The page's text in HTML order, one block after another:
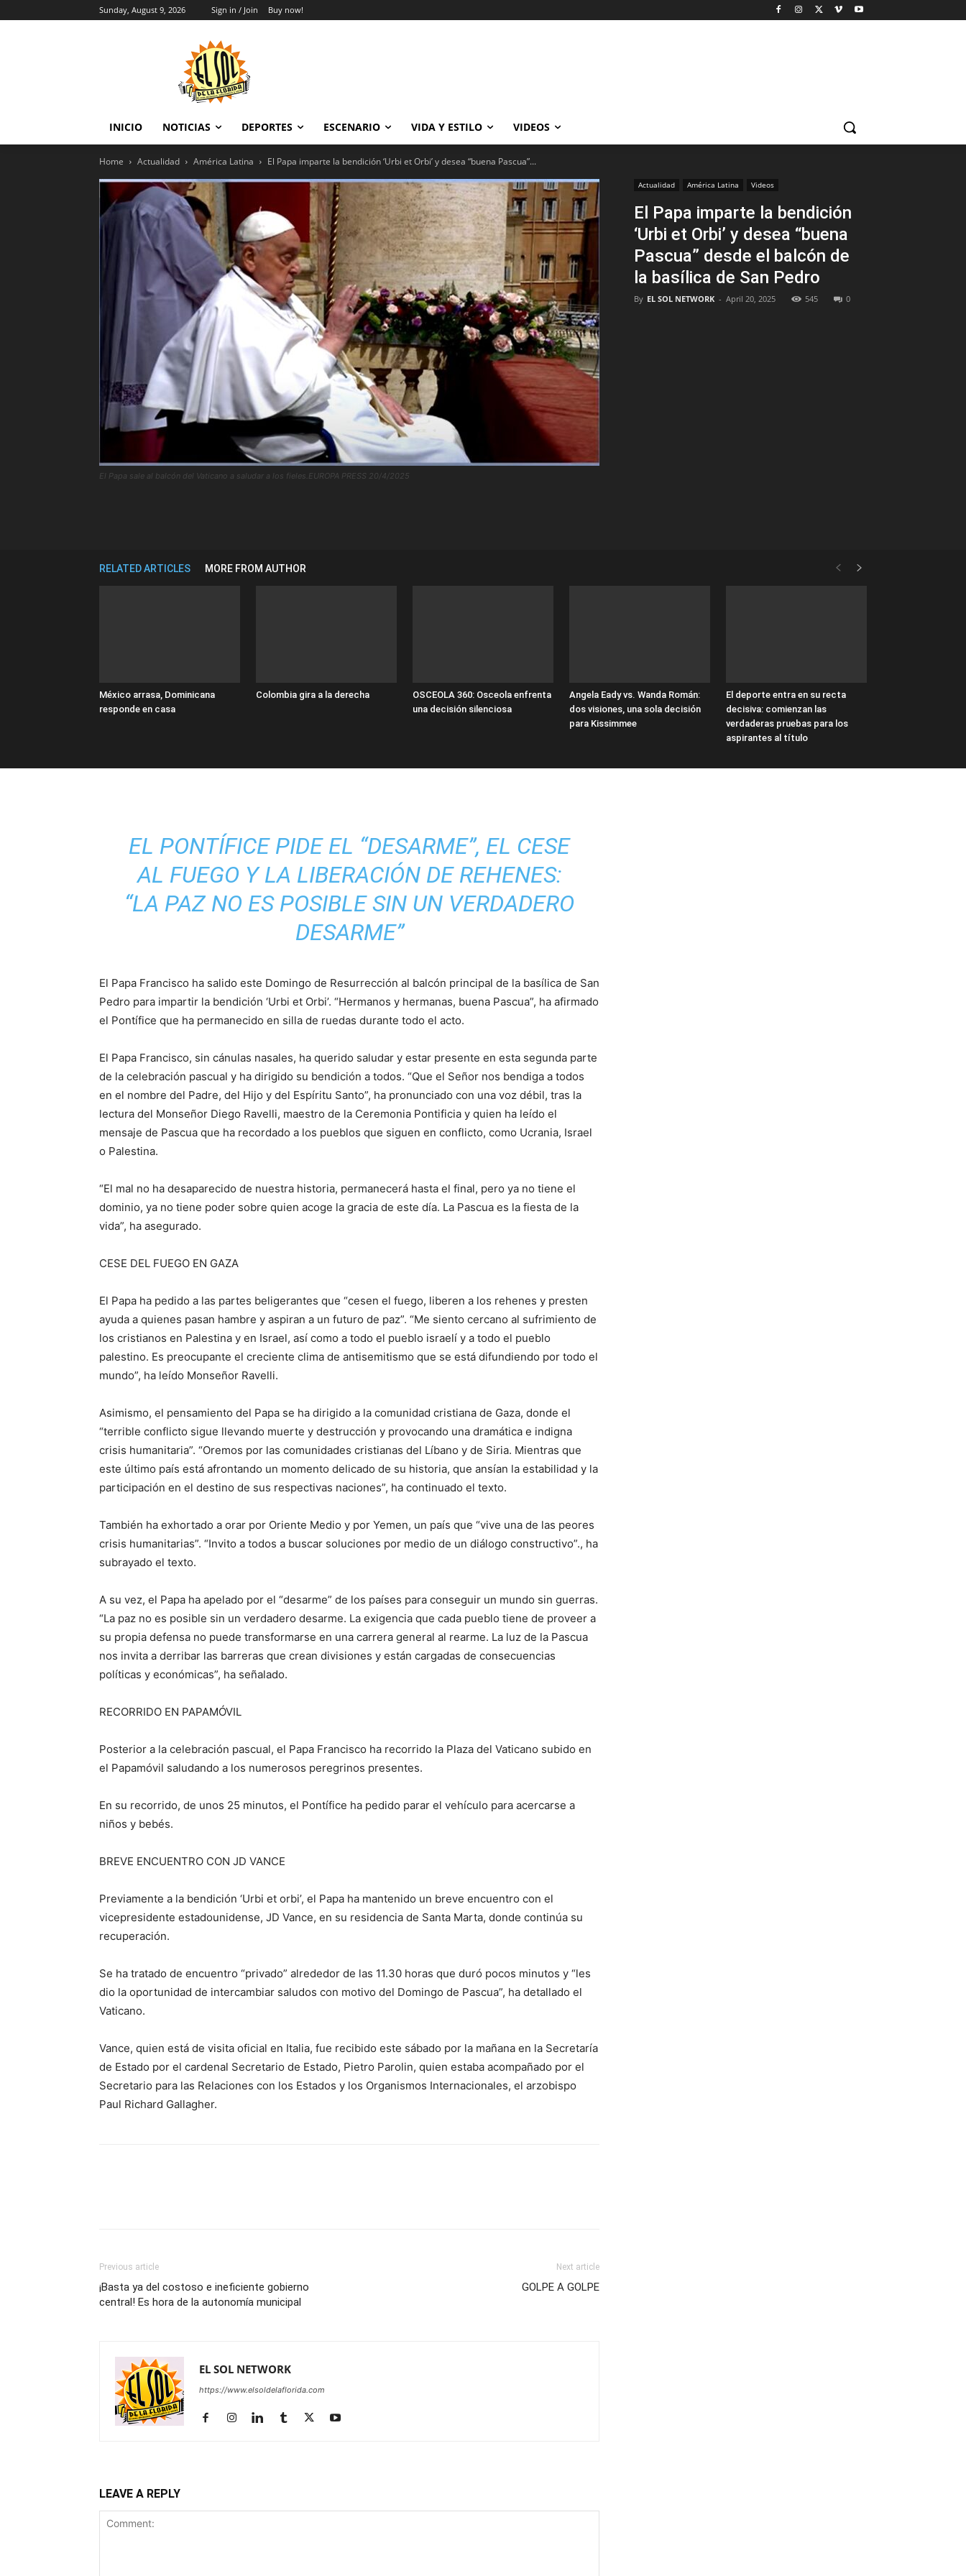
Sunday, August 9, 2026 Sign in / Join Buy now!
INICIO NOTICIAS DEPORTES ESCENARIO VIDA Y ESTILO VIDEOS
Home Actualidad América Latina El Papa imparte la bendición ‘Urbi et Orbi’ y desea “buena Pascua”...
Actualidad América Latina Videos
El Papa imparte la bendición
‘Urbi et Orbi’ y desea “buena
Pascua” desde el balcón de
la basílica de San Pedro
By EL SOL NETWORK - April 20, 2025 545 0
El Papa sale al balcón del Vaticano a saludar a los fieles.EUROPA PRESS 20/4/2025
RELATED ARTICLES MORE FROM AUTHOR
México arrasa, Dominicana
responde en casa
Colombia gira a la derecha
OSCEOLA 360: Osceola enfrenta
una decisión silenciosa
Angela Eady vs. Wanda Román:
dos visiones, una sola decisión
para Kissimmee
El deporte entra en su recta
decisiva: comienzan las
verdaderas pruebas para los
aspirantes al título
EL PONTÍFICE PIDE EL “DESARME”, EL CESE
AL FUEGO Y LA LIBERACIÓN DE REHENES:
“LA PAZ NO ES POSIBLE SIN UN VERDADERO
DESARME”
El Papa Francisco ha salido este Domingo de Resurrección al balcón principal de la basílica de San
Pedro para impartir la bendición ‘Urbi et Orbi’. “Hermanos y hermanas, buena Pascua”, ha afirmado
el Pontífice que ha permanecido en silla de ruedas durante todo el acto.
El Papa Francisco, sin cánulas nasales, ha querido saludar y estar presente en esta segunda parte
de la celebración pascual y ha dirigido su bendición a todos. “Que el Señor nos bendiga a todos
en el nombre del Padre, del Hijo y del Espíritu Santo”, ha pronunciado con una voz débil, tras la
lectura del Monseñor Diego Ravelli, maestro de la Ceremonia Pontificia y quien ha leído el
mensaje de Pascua que ha recordado a los pueblos que siguen en conflicto, como Ucrania, Israel
o Palestina.
“El mal no ha desaparecido de nuestra historia, permanecerá hasta el final, pero ya no tiene el
dominio, ya no tiene poder sobre quien acoge la gracia de este día. La Pascua es la fiesta de la
vida”, ha asegurado.
CESE DEL FUEGO EN GAZA
El Papa ha pedido a las partes beligerantes que “cesen el fuego, liberen a los rehenes y presten
ayuda a quienes pasan hambre y aspiran a un futuro de paz”. “Me siento cercano al sufrimiento de
los cristianos en Palestina y en Israel, así como a todo el pueblo israelí y a todo el pueblo
palestino. Es preocupante el creciente clima de antisemitismo que se está difundiendo por todo el
mundo”, ha leído Monseñor Ravelli.
Asimismo, el pensamiento del Papa se ha dirigido a la comunidad cristiana de Gaza, donde el
“terrible conflicto sigue llevando muerte y destrucción y provocando una dramática e indigna
crisis humanitaria”. “Oremos por las comunidades cristianas del Líbano y de Siria. Mientras que
este último país está afrontando un momento delicado de su historia, que ansían la estabilidad y la
participación en el destino de sus respectivas naciones”, ha continuado el texto.
También ha exhortado a orar por Oriente Medio y por Yemen, un país que “vive una de las peores
crisis humanitarias”. “Invito a todos a buscar soluciones por medio de un diálogo constructivo”., ha
subrayado el texto.
A su vez, el Papa ha apelado por el “desarme” de los países para conseguir un mundo sin guerras.
“La paz no es posible sin un verdadero desarme. La exigencia que cada pueblo tiene de proveer a
su propia defensa no puede transformarse en una carrera general al rearme. La luz de la Pascua
nos invita a derribar las barreras que crean divisiones y están cargadas de consecuencias
políticas y económicas”, ha señalado.
RECORRIDO EN PAPAMÓVIL
Posterior a la celebración pascual, el Papa Francisco ha recorrido la Plaza del Vaticano subido en
el Papamóvil saludando a los numerosos peregrinos presentes.
En su recorrido, de unos 25 minutos, el Pontífice ha pedido parar el vehículo para acercarse a
niños y bebés.
BREVE ENCUENTRO CON JD VANCE
Previamente a la bendición ‘Urbi et orbi’, el Papa ha mantenido un breve encuentro con el
vicepresidente estadounidense, JD Vance, en su residencia de Santa Marta, donde continúa su
recuperación.
Se ha tratado de encuentro “privado” alrededor de las 11.30 horas que duró pocos minutos y “les
dio la oportunidad de intercambiar saludos con motivo del Domingo de Pascua”, ha detallado el
Vaticano.
Vance, quien está de visita oficial en Italia, fue recibido este sábado por la mañana en la Secretaría
de Estado por el cardenal Secretario de Estado, Pietro Parolin, quien estaba acompañado por el
Secretario para las Relaciones con los Estados y los Organismos Internacionales, el arzobispo
Paul Richard Gallagher.
Previous article
¡Basta ya del costoso e ineficiente gobierno
central! Es hora de la autonomía municipal
Next article
GOLPE A GOLPE
EL SOL NETWORK
https://www.elsoldelaflorida.com
LEAVE A REPLY